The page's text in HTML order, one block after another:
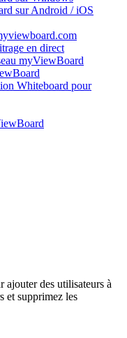
sur Android / iOS
en direct
myViewBoard
Whiteboard pour
ajouter des utilisateurs à
et supprimez les